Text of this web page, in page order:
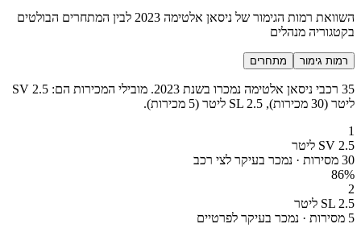
השוואת רמות הגימור של ניסאן אלטימה 2023 לבין המתחרים הבולטים
בקטגוריה מנהלים
רמות גימור מתחרים
35 רכבי ניסאן אלטימה נמכרו בשנת 2023. מובילי המכירות הם: SV 2.5
ליטר (30 מכירות), SL 2.5 ליטר (5 מכירות).
1
SV 2.5 ליטר
30 מסירות · נמכר בעיקר לצי רכב
86%
2
SL 2.5 ליטר
5 מסירות · נמכר בעיקר לפרטיים